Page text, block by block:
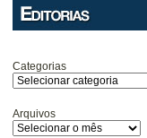
Categorias
Arquivos